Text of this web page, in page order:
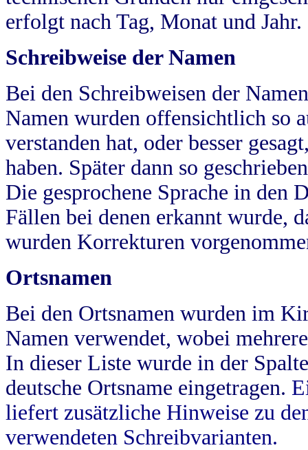
erfolgt nach Tag, Monat und Jahr.
Schreibweise der Namen
Bei den Schreibweisen der
Namen wurden offensichtlich so
verstanden hat, oder besser
haben. Später dann so
Die gesprochene Sprache in
Fällen bei denen erkannt wurde,
wurden Korrekturen
Ortsnamen
Bei den Ortsnamen wurden im
Namen verwendet, wobei
In dieser Liste wurde in der
deutsche Ortsname eingetragen.
liefert zusätzliche Hinweise zu
verwendeten Schreibvarianten.